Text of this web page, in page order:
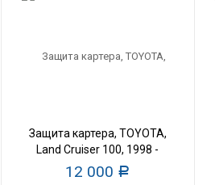
Защита картера, TOYOTA,
Land Cruiser 100, 1998 -
2002, 4,2D; 4,7, АL 5мм
12 000 Р